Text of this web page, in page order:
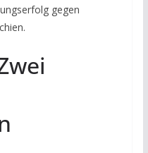
gegen